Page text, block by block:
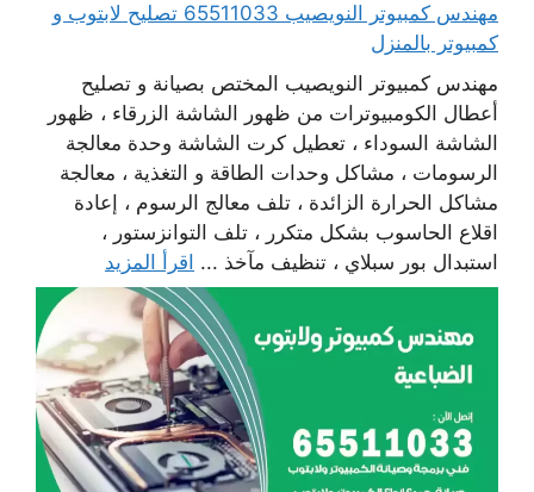
مهندس كمبيوتر النويصيب 65511033 تصليح لابتوب و
كمبيوتر بالمنزل
مهندس كمبيوتر النويصيب المختص بصيانة و تصليح
أعطال الكومبيوترات من ظهور الشاشة الزرقاء ، ظهور
الشاشة السوداء ، تعطيل كرت الشاشة وحدة معالجة
الرسومات ، مشاكل وحدات الطاقة و التغذية ، معالجة
مشاكل الحرارة الزائدة ، تلف معالج الرسوم ، إعادة
اقلاع الحاسوب بشكل متكرر ، تلف التوانزستور ،
استبدال بور سبلاي ، تنظيف مآخذ ... اقرأ المزيد